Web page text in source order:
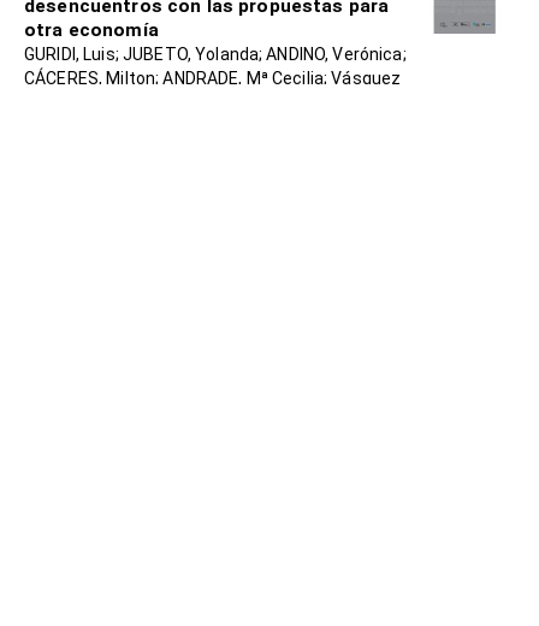
desencuentros con las propuestas para
otra economía
GURIDI, Luis; JUBETO, Yolanda; ANDINO, Verónica;
CÁCERES, Milton; ANDRADE, Mª Cecilia; Vásquez